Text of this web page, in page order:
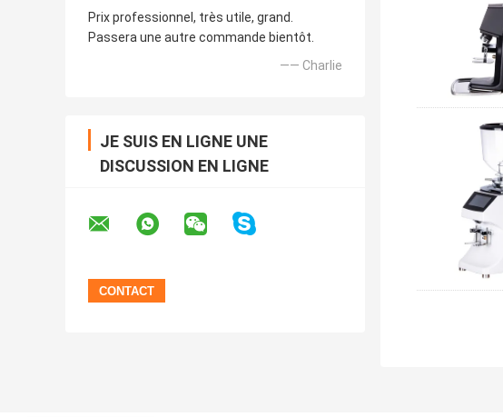
Prix professionnel, très utile, grand.
Passera une autre commande bientôt.
—— Charlie
JE SUIS EN LIGNE UNE
DISCUSSION EN LIGNE